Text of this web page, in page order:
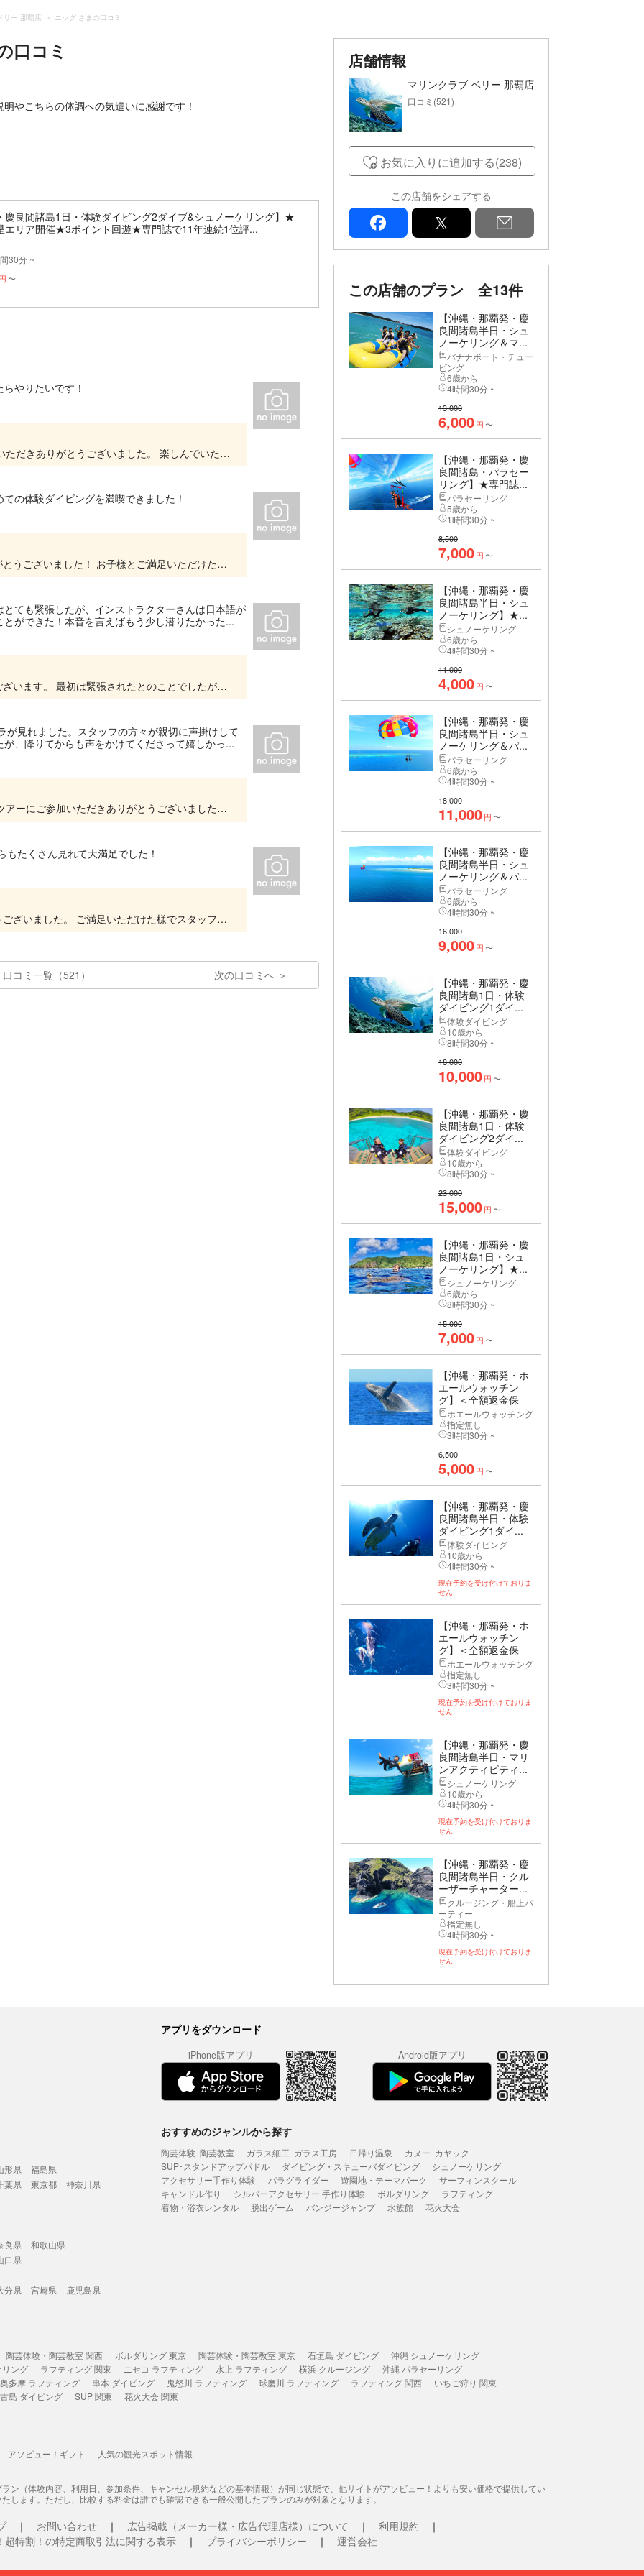
リー 那覇店 ニッグ さまの口コミ
口コミ
やこちらの体調への気遣いに感謝です！
慶良間諸島1日・体験ダイビング2ダイブ&シュノーケリング】★
エリア開催★3ポイント回遊★専門誌で11年連続1位評...
30分 ~
円 〜
やりたいです！
ちむ様 この度は弊社のアクティビティにご参加いただきありがとうございました。 楽しんでいただけたようで何よりです！ また沖縄にお越しの際は、ぜひ遊びにいらしてくださいね♪ スタッフ一...
の体験ダイビングを満喫できました！
この度は弊社のツアーへご参加いただき、ありがとうございました！ お子様とご満足いただけたようで嬉しく思います。 今回のこの体験が、お子様の素敵な夏の思い出の1ページとなっておりましたら...
ても緊張したが、インストラクターさんは日本語が
ができた！本音を言えばもう少し潜りたかった...
この度は口コミをご投稿いただき、ありがとうございます。 最初は緊張されたとのことでしたが、安心してツアーを楽しんでいただけたようで大変嬉しく思います。 また、ウへの温かいお言葉もあ...
見れました。スタッフの方々が親切に声掛けして
、降りてからも声をかけてくださって嬉しかっ...
ゆはり様 この度は弊社のホエールウォッチングツアーにご参加いただきありがとうございました！ お子様が船酔いしてしまったとの事、揺れない操船を心がけてはおりますが 野生のクジラ相手にてご...
たくさん見れて大満足でした！
この度は弊社ツアーにご参加いただきありがとうございました。 ご満足いただけた様でスタッフ一同安心いたしました！ お客様の素敵な思い出作りのお手伝いができたこと、スタッフ一同とても光栄に...
口コミ一覧（521） 次の口コミへ
店舗情報
マリンクラブ ベリー 那覇店
口コミ(521)
お気に入りに追加する(238)
この店舗をシェアする
facebook
この店舗のプラン 全13件
【沖縄・那覇発・慶
良間諸島半日・シュ
ノーケリング＆マ...
バナナボート・チュー
ビング
6歳から
4時間30分 ~
13,000
6,000円 〜
【沖縄・那覇発・慶
良間諸島・パラセー
リング】★専門誌...
パラセーリング
5歳から
1時間30分 ~
8,500
7,000円 〜
【沖縄・那覇発・慶
良間諸島半日・シュ
ノーケリング】★...
シュノーケリング
6歳から
4時間30分 ~
11,000
4,000円 〜
【沖縄・那覇発・慶
良間諸島半日・シュ
ノーケリング＆パ...
パラセーリング
6歳から
4時間30分 ~
18,000
11,000円 〜
【沖縄・那覇発・慶
良間諸島半日・シュ
ノーケリング＆パ...
パラセーリング
6歳から
4時間30分 ~
16,000
9,000円 〜
【沖縄・那覇発・慶
良間諸島1日・体験
ダイビング1ダイ...
体験ダイビング
10歳から
8時間30分 ~
18,000
10,000円 〜
【沖縄・那覇発・慶
良間諸島1日・体験
ダイビング2ダイ...
体験ダイビング
10歳から
8時間30分 ~
23,000
15,000円 〜
【沖縄・那覇発・慶
良間諸島1日・シュ
ノーケリング】★...
シュノーケリング
6歳から
8時間30分 ~
15,000
7,000円 〜
【沖縄・那覇発・ホ
エールウォッチン
グ】＜全額返金保
証...ホエールウォッチング
指定無し
3時間30分 ~
6,500
5,000円 〜
【沖縄・那覇発・慶
良間諸島半日・体験
ダイビング1ダイ...
体験ダイビング
10歳から
4時間30分 ~
現在予約を受け付けておりま
せん
【沖縄・那覇発・ホ
エールウォッチン
グ】＜全額返金保
証...ホエールウォッチング
指定無し
3時間30分 ~
現在予約を受け付けておりま
せん
【沖縄・那覇発・慶
良間諸島半日・マリ
ンアクティビティ...
シュノーケリング
10歳から
4時間30分 ~
現在予約を受け付けておりま
せん
【沖縄・那覇発・慶
良間諸島半日・クル
ーザーチャーター...
クルージング・船上パ
ーティー
指定無し
4時間30分 ~
現在予約を受け付けておりま
せん
アプリをダウンロード
iPhone版アプリ Android版アプリ
形県
福島県
葉県 東京都
神奈川県
良県
和歌山県
口県
分県 宮崎県
鹿児島県
おすすめのジャンルから探す
陶芸体験･陶芸教室 ガラス細工･ガラス工房 日帰り温泉
カヌー･カヤック
SUP･スタンドアップパドル
ダイビング・スキューバダイビング
シュノーケリング
アクセサリー手作り体験
パラグライダー 遊園地・テーマパーク
サーフィンスクール
キャンドル作り
シルバーアクセサリー 手作り体験 ボルダリング
ラフティング
着物・浴衣レンタル
脱出ゲーム バンジージャンプ 水族館 花火大会
陶芸体験・陶芸教室 関西 ボルダリング 東京 陶芸体験・陶芸教室 東京 石垣島 ダイビング
沖縄 シュノーケリング
ング ラフティング 関東 ニセコ ラフティング 水上 ラフティング 横浜 クルージング
沖縄 パラセーリング
奥多摩 ラフティング 串本 ダイビング 鬼怒川 ラフティング 球磨川 ラフティング ラフティング 関西
いちご狩り 関東
島 ダイビング SUP 関東 花火大会 関東
アソビュー！ギフト 人気の観光スポット情報
ン（体験内容、利用日、参加条件、キャンセル規約などの基本情報）が同じ状態で、他サイトがアソビュー！よりも安い価格で提供してい
します。ただし、比較する料金は誰でも確認できる一般公開したプランのみが対象となります。
お問い合わせ 広告掲載（メーカー様・広告代理店様）について
利用規約
超特割！の特定商取引法に関する表示
プライバシーポリシー 運営会社